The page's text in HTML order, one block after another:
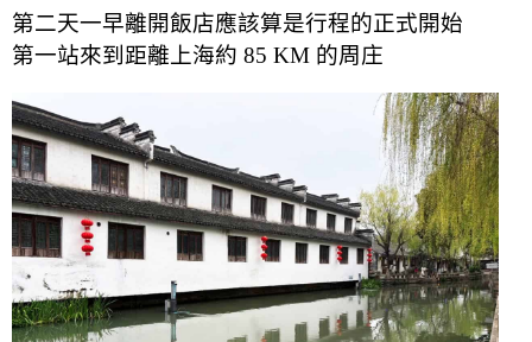
第二天一早離開飯店應該算是行程的正式開始
第一站來到距離上海約 85 KM 的周庄